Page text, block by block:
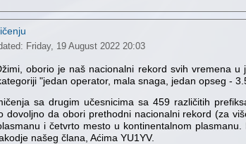
Friday, 19 August 2022 20:03
oborio je naš nacionalni rekord svih vremena u
"jedan operator, mala snaga, jedan opseg -
sa drugim učesnicima sa 459 različitih
da obori prethodni nacionalni rekord (za
i četvrto mesto u kontinentalnom plasmanu.
našeg člana, Aćima YU1YV.